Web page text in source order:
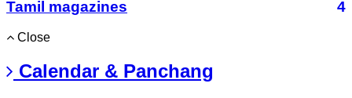
Tamil magazines
4
Close
Calendar & Panchang